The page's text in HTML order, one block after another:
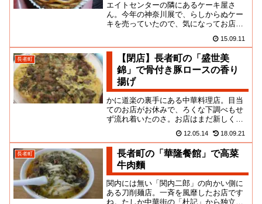
エイトセンターの隣にあるケーキ屋さ
ん。今年の神奈川展で、らしからぬケー
キを売っていたので、気になってお店を
ぞ・・・元々、不二家のパチもん...15.09.11
長者町
【閉店】長者町の「盛世美
錦」で骨付き豚ロースの香り
揚げ
かに道楽の裏手にある中華料理店。目当
てのお店がお休みで、ろくな下調べもせ
ず流れ着いたのさ。お店はまだ新しく、
のが、和装のママだったのでビ...
12.05.14 18.09.21
長者町
長者町の「華隆餐館」で高菜
牛肉麵
関内には無い「関内二郎」の向かい側に
ある刀削麺店。一斉を風靡したお店です
ね。たしか中華街の「杜記」から独立し